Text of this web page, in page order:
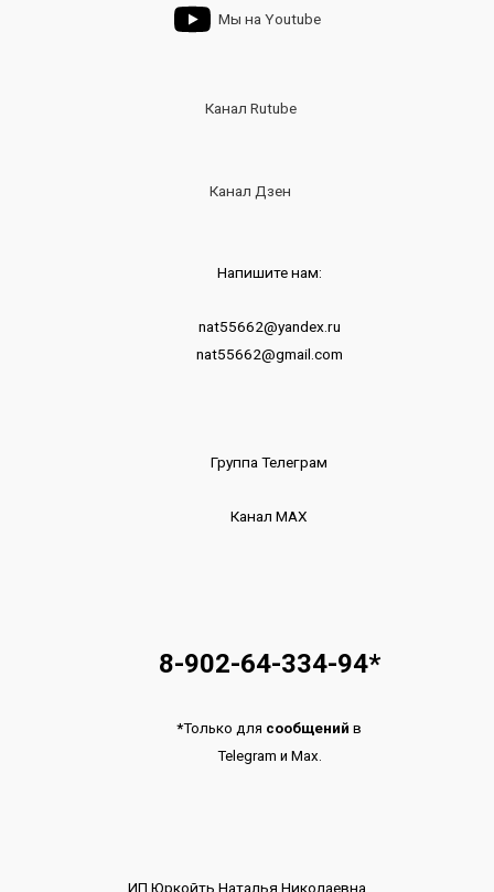
Мы на Youtube
Канал Rutube
Канал Дзен
Напишите нам:
nat55662@yandex.ru
nat55662@gmail.com
Группа Телеграм
Канал МАХ
8-902-64-334-94*
*Только для сообщений в
Telegram и Max.
ИП Юркойть Наталья Николаевна